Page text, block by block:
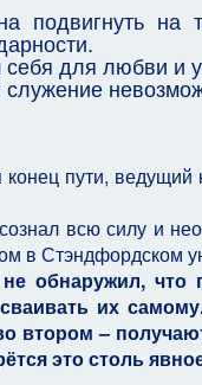
подвигнуть
для любви и
служение
пути,
всю силу и
в Стэндфордском
обнаружил, что
их
втором –
это столь